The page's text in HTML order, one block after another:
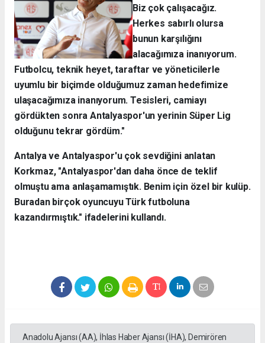
Biz çok çalışacağız.
Herkes sabırlı olursa
bunun karşılığını
alacağımıza inanıyorum.
Futbolcu, teknik heyet, taraftar ve yöneticilerle
uyumlu bir biçimde olduğumuz zaman hedefimize
ulaşacağımıza inanıyorum. Tesisleri, camiayı
gördükten sonra Antalyaspor'un yerinin Süper Lig
olduğunu tekrar gördüm."
Antalya ve Antalyaspor'u çok sevdiğini anlatan
Korkmaz, "Antalyaspor'dan daha önce de teklif
olmuştu ama anlaşamamıştık. Benim için özel bir kulüp.
Buradan birçok oyuncuyu Türk futboluna
kazandırmıştık." ifadelerini kullandı.
Anadolu Ajansı (AA), İhlas Haber Ajansı (İHA), Demirören